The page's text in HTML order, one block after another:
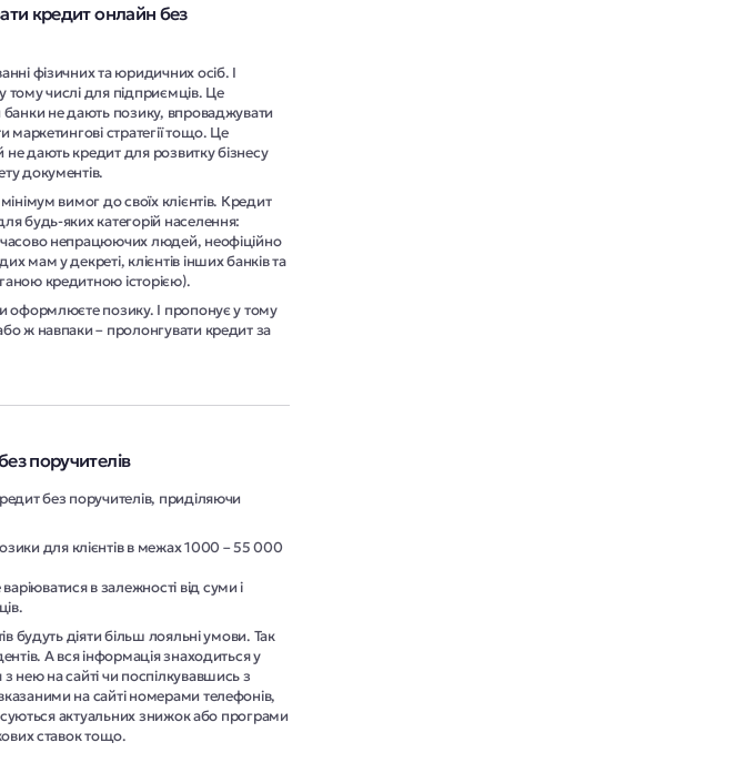
кредит онлайн без
фізичних та юридичних осіб. І
тому числі для підприємців. Це
не дають позику, впроваджувати
маркетингові стратегії тощо. Це
дають кредит для розвитку бізнесу
документів.
вимог до своїх клієнтів. Кредит
будь-яких категорій населення:
непрацюючих людей, неофіційно
мам у декреті, клієнтів інших банків та
кредитною історією).
оформлюєте позику. І пропонує у тому
ж навпаки – пролонгувати кредит за
поручителів
без поручителів, приділяючи
для клієнтів в межах 1000 – 55 000
в залежності від суми і
будуть діяти більш лояльні умови. Так
А вся інформація знаходиться у
нею на сайті чи поспілкувавшись з
на сайті номерами телефонів,
актуальних знижок або програми
ставок тощо.